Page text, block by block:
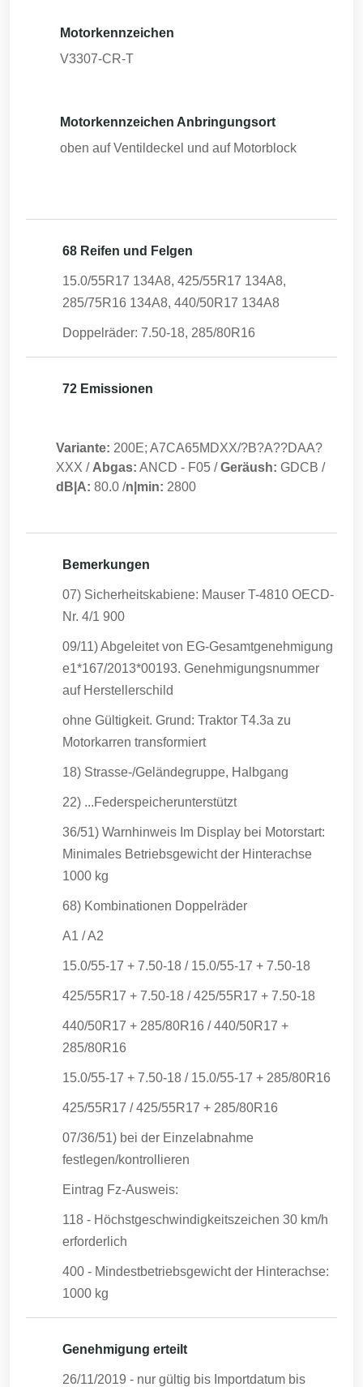
Motorkennzeichen
V3307-CR-T
Motorkennzeichen Anbringungsort
oben auf Ventildeckel und auf Motorblock
68 Reifen und Felgen
15.0/55R17 134A8, 425/55R17 134A8,
285/75R16 134A8, 440/50R17 134A8
Doppelräder: 7.50-18, 285/80R16
72 Emissionen
Variante: 200E; A7CA65MDXX/?B?A??DAA?
XXX / Abgas: ANCD - F05 /Geräush: GDCB /
dB|A: 80.0 /n|min: 2800
Bemerkungen
07) Sicherheitskabiene: Mauser T-4810 OECD-
Nr. 4/1 900
09/11) Abgeleitet von EG-Gesamtgenehmigung
e1*167/2013*00193. Genehmigungsnummer
auf Herstellerschild
ohne Gültigkeit. Grund: Traktor T4.3a zu
Motorkarren transformiert
18) Strasse-/Geländegruppe, Halbgang
22) ...Federspeicherunterstützt
36/51) Warnhinweis Im Display bei Motorstart:
Minimales Betriebsgewicht der Hinterachse
1000 kg
68) Kombinationen Doppelräder
A1 / A2
15.0/55-17 + 7.50-18 / 15.0/55-17 + 7.50-18
425/55R17 + 7.50-18 / 425/55R17 + 7.50-18
440/50R17 + 285/80R16 / 440/50R17 +
285/80R16
15.0/55-17 + 7.50-18 / 15.0/55-17 + 285/80R16
425/55R17 / 425/55R17 + 285/80R16
07/36/51) bei der Einzelabnahme
festlegen/kontrollieren
Eintrag Fz-Ausweis:
118 - Höchstgeschwindigkeitszeichen 30 km/h
erforderlich
400 - Mindestbetriebsgewicht der Hinterachse:
1000 kg
Genehmigung erteilt
26/11/2019 - nur gültig bis Importdatum bis